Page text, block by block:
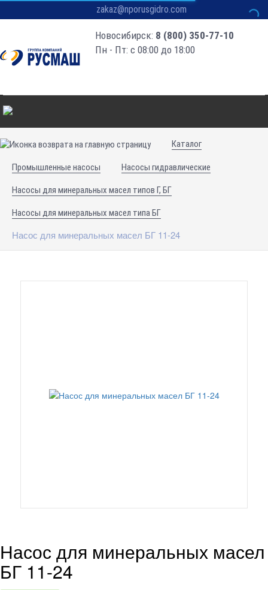
zakaz@nporusgidro.com
Новосибирск: 8 (800) 350-77-10
Пн - Пт: с 08:00 до 18:00
Каталог
Промышленные насосы Насосы гидравлические
Насосы для минеральных масел типов Г, БГ
Насосы для минеральных масел типа БГ
Насос для минеральных масел БГ 11-24
Насос для минеральных масел
БГ 11-24